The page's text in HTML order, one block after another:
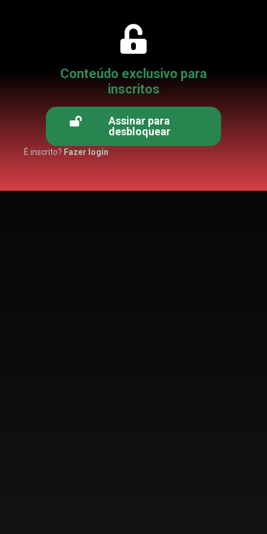
Conteúdo exclusivo para
inscritos
Assinar para
desbloquear
É inscrito? Fazer login